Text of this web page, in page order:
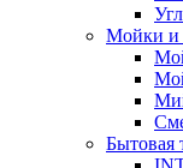
Мойки и
Бытовая